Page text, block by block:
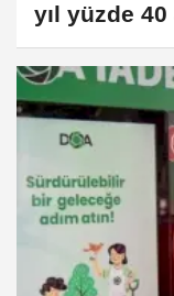
yıl yüzde 40